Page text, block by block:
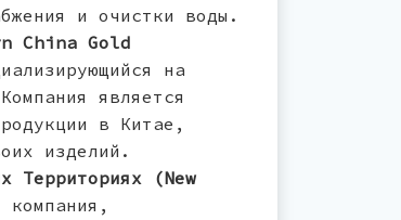
и очистки воды.
China Gold
на
является
в Китае,
изделий.
Территориях (New
компания,